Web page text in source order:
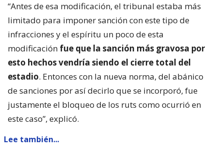
“Antes de esa modificación, el tribunal estaba más
limitado para imponer sanción con este tipo de
infracciones y el espíritu un poco de esta
modificación fue que la sanción más gravosa por
esto hechos vendría siendo el cierre total del
estadio. Entonces con la nueva norma, del abánico
de sanciones por así decirlo que se incorporó, fue
justamente el bloqueo de los ruts como ocurrió en
este caso”, explicó.
Lee también...